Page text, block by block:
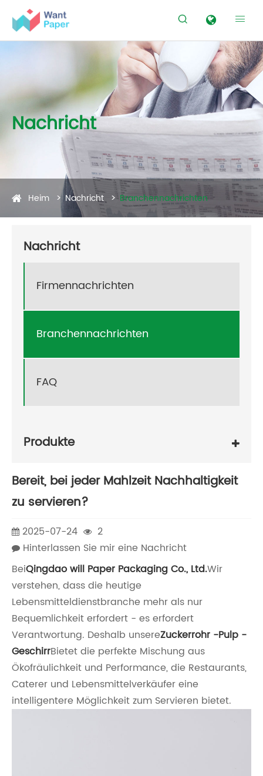
 
Nachricht
Heim Nachricht Branchennachrichten
Nachricht
Firmennachrichten
Branchennachrichten
FAQ
Produkte
Bereit, bei jeder Mahlzeit Nachhaltigkeit
zu servieren?
2025-07-24
2
Hinterlassen Sie mir eine Nachricht
BeiQingdao will Paper Packaging Co., Ltd.Wir
verstehen, dass die heutige
Lebensmitteldienstbranche mehr als nur
Bequemlichkeit erfordert - es erfordert
Verantwortung. Deshalb unsereZuckerrohr -Pulp -
GeschirrBietet die perfekte Mischung aus
Ökofräulichkeit und Performance, die Restaurants,
Caterer und Lebensmittelverkäufer eine
intelligentere Möglichkeit zum Servieren bietet.